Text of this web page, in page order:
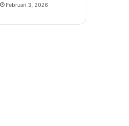
Februari 3, 2026